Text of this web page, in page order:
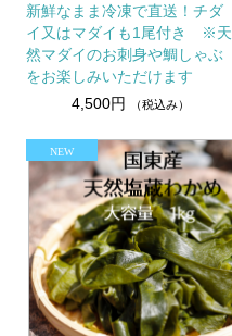
新鮮なまま冷凍で直送！チダ
イ又はマダイも1尾付き ※天
然マダイのお刺身や鯛しゃぶ
をお楽しみいただけます
4,500円
（税込み）